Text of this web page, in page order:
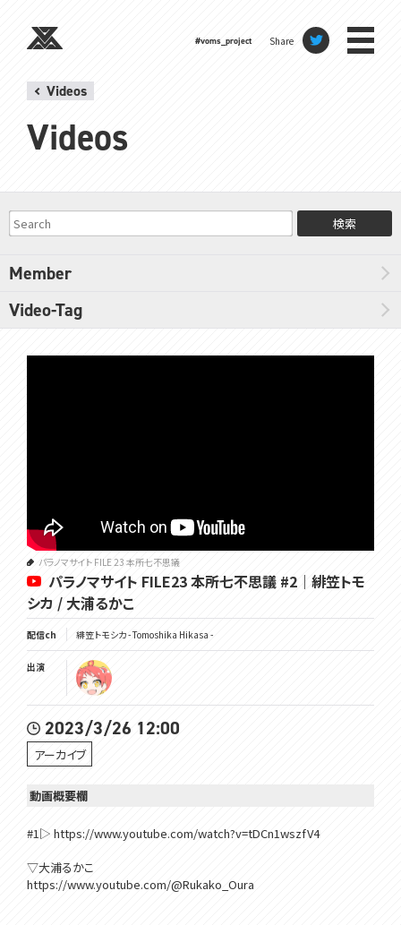
#voms_project Share
Videos
Videos
検索
Member
Video-Tag
パラノマサイト FILE 23 本所七不思議
パラノマサイト FILE23 本所七不思議 #2｜緋笠トモ
シカ / 大浦るかこ
配信ch 緋笠トモシカ - Tomoshika Hikasa -
出演
2023/3/26 12:00
アーカイブ
動画概要欄
#1▷ https://www.youtube.com/watch?v=tDCn1wszfV4
▽大浦るかこ
https://www.youtube.com/@Rukako_Oura